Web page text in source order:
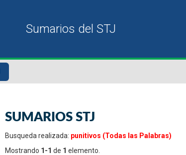
SUMARIOS STJ
Busqueda realizada: punitivos (Todas las Palabras)
Mostrando 1-1 de 1 elemento.